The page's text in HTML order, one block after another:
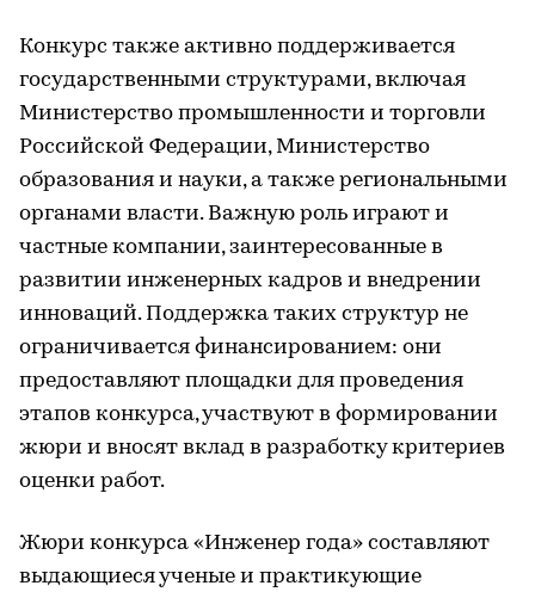
Конкурс также активно поддерживается
государственными структурами, включая
Министерство промышленности и торговли
Российской Федерации, Министерство
образования и науки, а также региональными
органами власти. Важную роль играют и
частные компании, заинтересованные в
развитии инженерных кадров и внедрении
инноваций. Поддержка таких структур не
ограничивается финансированием: они
предоставляют площадки для проведения
этапов конкурса, участвуют в формировании
жюри и вносят вклад в разработку критериев
оценки работ.
Жюри конкурса «Инженер года» составляют
выдающиеся ученые и практикующие